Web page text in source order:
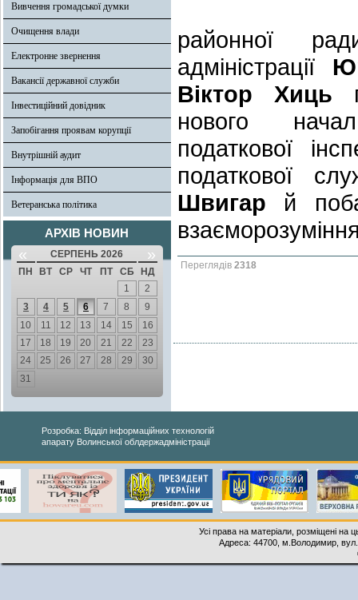
Вивчення громадської думки
Очищення влади
Електронне звернення
Вакансії державної служби
Інвестиційний довідник
Запобігання проявам корупції
Внутрішній аудит
Інформація для ВПО
Ветеранська політика
АРХІВ НОВИН
« СЕРПЕНЬ 2026 »
ПН ВТ СР ЧТ ПТ СБ
НД
1
2
3
4 5 6 7 8
9
10
11 12 13 14 15
16
17
18 19 20 21 22
23
24
25 26 27 28 29
30
31
районної
адміністрації
Віктор Хиць
нового
податкової
податкової
Швигар й
Переглядів 2318
Розробка: Відділ інформаційних технологій
апарату Волинської облдержадміністрації
Усі права на матеріали, розміщені на
Адреса: 44700, м.Володимир,